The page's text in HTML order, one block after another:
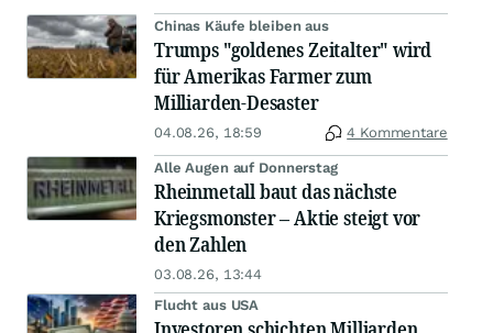
Chinas Käufe bleiben aus
Trumps "goldenes Zeitalter" wird
für Amerikas Farmer zum
Milliarden-Desaster
04.08.26, 18:59 4 Kommentare
Alle Augen auf Donnerstag
Rheinmetall baut das nächste
Kriegsmonster – Aktie steigt vor
den Zahlen
03.08.26, 13:44
Flucht aus USA